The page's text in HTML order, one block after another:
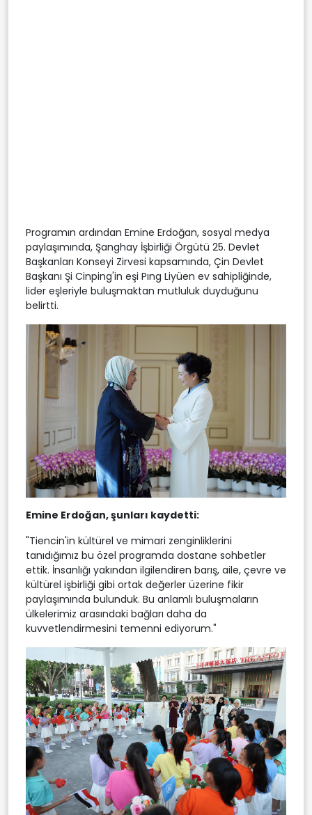
Programın ardından Emine Erdoğan, sosyal medya
paylaşımında, Şanghay İşbirliği Örgütü 25. Devlet
Başkanları Konseyi Zirvesi kapsamında, Çin Devlet
Başkanı Şi Cinping'in eşi Pıng Liyüen ev sahipliğinde,
lider eşleriyle buluşmaktan mutluluk duyduğunu
belirtti.
Emine Erdoğan, şunları kaydetti:
"Tiencin'in kültürel ve mimari zenginliklerini
tanıdığımız bu özel programda dostane sohbetler
ettik. İnsanlığı yakından ilgilendiren barış, aile, çevre ve
kültürel işbirliği gibi ortak değerler üzerine fikir
paylaşımında bulunduk. Bu anlamlı buluşmaların
ülkelerimiz arasındaki bağları daha da
kuvvetlendirmesini temenni ediyorum."